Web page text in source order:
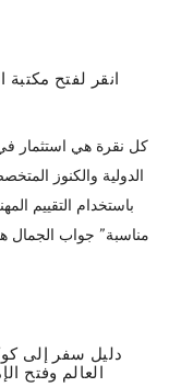
انقر لفتح مكتبة
كل نقرة هي استثمار
الدولية والكنوز
باستخدام التقييم
مناسبة” جواب الجمال
دليل سفر إلى
العالم وفتح